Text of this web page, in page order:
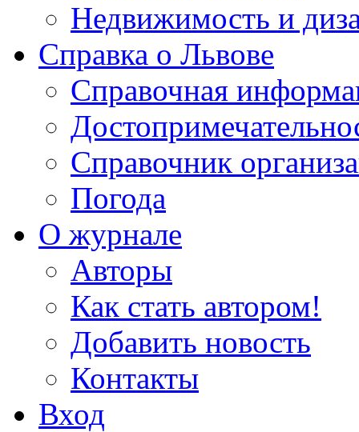
Недвижимость и
Справка о Львове
Справочная
Справочник
Погода
О журнале
Авторы
Как стать автором!
Добавить новость
Контакты
Вход